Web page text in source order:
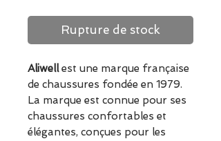
Rupture de stock
Aliwellest une marque française
de chaussures fondée en 1979.
La marque est connue pour ses
chaussures confortables et
élégantes, conçues pour les